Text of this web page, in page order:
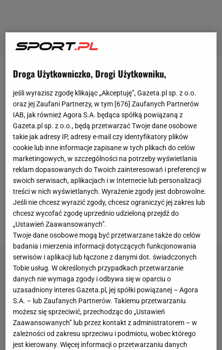
Fabio Paim zapowiadał się na świetnego piłkarza.
SkauciSportinguCP poznali go, gdy miał sześć lat.
Bywały takie czasy, żeCristiano Ronaldo określił
Paima największym portugalskim talentem.
Ostatecznie jego kariera potoczyła się w zupełnie
innym kierunku. W swoim CV ma Sporting CP czy
Chelsea, ale też grał Chinach, Luksemburgu,
Katarze, Brazylii, Angoli, na Malcie i na Litwie. W
latach 2020-2021 Paim występował w barwach LZS-
u Starowice w IV
lidze, czyli na piątym poziomie
rozgrywkowym w Polsce.
Droga Użytkowniczko, Drogi Użytkowniku,
jeśli wyrazisz zgodę klikając „Akceptuję”, Gazeta.pl sp. z o.o.
oraz jej Zaufani Partnerzy, w tym [676] Zaufanych Partnerów
IAB, jak również Agora S.A. będąca spółką powiązaną z
Gazeta.pl sp. z o.o., będą przetwarzać Twoje dane osobowe
takie jak adresy IP, adresy e-mail czy identyfikatory plików
cookie lub inne informacje zapisane w tych plikach do celów
marketingowych, w szczególności na potrzeby wyświetlania
reklam dopasowanych do Twoich zainteresowań i preferencji w
swoich serwisach, aplikacjach i w Internecie lub personalizacji
treści w nich wyświetlanych. Wyrażenie zgody jest dobrowolne.
Jeśli nie chcesz wyrazić zgody, chcesz ograniczyć jej zakres lub
chcesz wycofać zgodę uprzednio udzieloną przejdź do
„Ustawień Zaawansowanych”.
Twoje dane osobowe mogą być przetwarzane także do celów
badania i mierzenia informacji dotyczących funkcjonowania
serwisów i aplikacji lub łączone z danymi dot. świadczonych
Tobie usług. W określonych przypadkach przetwarzanie
danych nie wymaga zgody i odbywa się w oparciu o
uzasadniony interes Gazeta.pl, jej spółki powiązanej – Agora
S.A. – lub Zaufanych Partnerów. Takiemu przetwarzaniu
możesz się sprzeciwić, przechodząc do „Ustawień
Zaawansowanych” lub przez kontakt z administratorem – w
zależności od zakresu sprzeciwu i podmiotu, wobec którego
jest kierowany. Więcej informacji o przetwarzaniu danych